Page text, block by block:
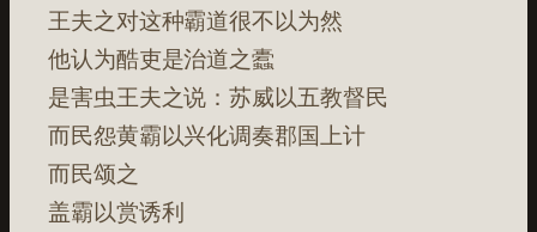
王夫之对这种霸道很不以为然
他认为酷吏是治道之蠹
是害虫王夫之说：苏威以五教督民
而民怨黄霸以兴化调奏郡国上计
而民颂之
盖霸以赏诱利